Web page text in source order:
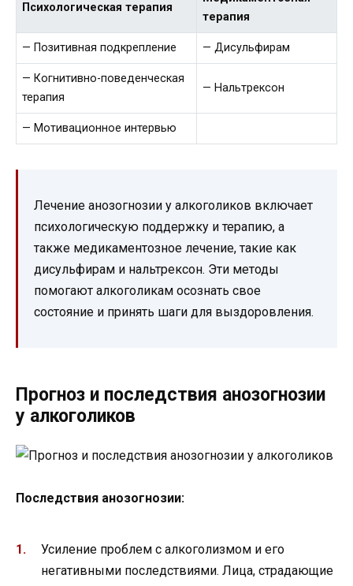
Психологическая терапия
терапия
— Позитивная подкрепление — Дисульфирам
— Когнитивно-поведенческая
терапия
— Нальтрексон
— Мотивационное интервью
Лечение анозогнозии у алкоголиков включает
психологическую поддержку и терапию, а
также медикаментозное лечение, такие как
дисульфирам и нальтрексон. Эти методы
помогают алкоголикам осознать свое
состояние и принять шаги для выздоровления.
Прогноз и последствия анозогнозии
у алкоголиков
Последствия анозогнозии:
Усиление проблем с алкоголизмом и его
негативными последствиями. Лица, страдающие